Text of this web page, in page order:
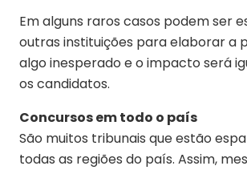
Em alguns raros casos podem ser
outras instituições para elaborar a
algo inesperado e o impacto será
os candidatos.
Concursos em todo o país
São muitos tribunais que estão
todas as regiões do país. Assim,